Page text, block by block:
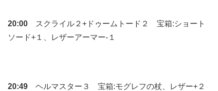
20:00 スクライル２+ドゥームトード２ 宝箱:ショート
ソード+１、レザーアーマー-１
20:49 ヘルマスター３ 宝箱:モグレフの杖、レザー+２